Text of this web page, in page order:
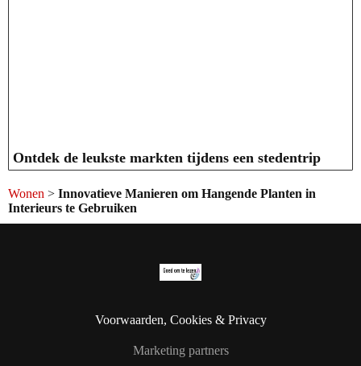
Ontdek de leukste markten tijdens een stedentrip
Wonen > Innovatieve Manieren om Hangende Planten in
Interieurs te Gebruiken
Voorwaarden, Cookies & Privacy
Marketing partners